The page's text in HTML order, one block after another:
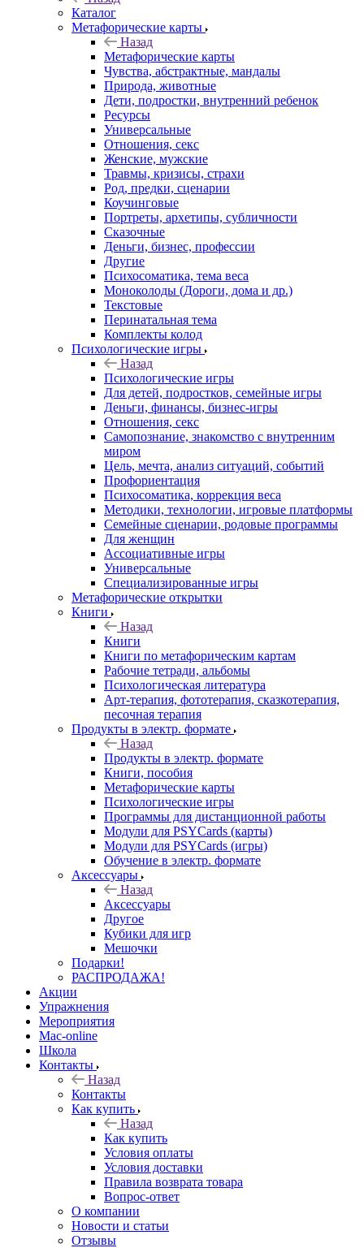
Каталог
Mетафорические карты
Назад
Mетафорические карты
Чувства, абстрактные, мандалы
Природа, животные
Дети, подростки, внутренний ребенок
Ресурсы
Универсальные
Отношения, секс
Женские, мужские
Травмы, кризисы, страхи
Род, предки, сценарии
Коучинговые
Портреты, архетипы, субличности
Сказочные
Деньги, бизнес, профессии
Другие
Психосоматика, тема веса
Моноколоды (Дороги, дома и др.)
Текстовые
Перинатальная тема
Комплекты колод
Психологические игры
Назад
Психологические игры
Для детей, подростков, семейные игры
Деньги, финансы, бизнес-игры
Отношения, секс
Самопознание, знакомство с внутренним
миром
Цель, мечта, анализ ситуаций, событий
Профориентация
Психосоматика, коррекция веса
Методики, технологии, игровые платформы
Семейные сценарии, родовые программы
Для женщин
Ассоциативные игры
Универсальные
Специализированные игры
Метафорические открытки
Книги
Назад
Книги
Книги по метафорическим картам
Рабочие тетради, альбомы
Психологическая литература
Арт-терапия, фототерапия, сказкотерапия,
песочная терапия
Продукты в электр. формате
Назад
Продукты в электр. формате
Книги, пособия
Метафорические карты
Психологические игры
Программы для дистанционной работы
Модули для PSYCards (карты)
Модули для PSYCards (игры)
Обучение в электр. формате
Аксессуары
Назад
Аксессуары
Другое
Кубики для игр
Мешочки
Подарки!
РАСПРОДАЖА!
Акции
Упражнения
Мероприятия
Mac-online
Школа
Контакты
Назад
Контакты
Как купить
Назад
Как купить
Условия оплаты
Условия доставки
Правила возврата товара
Вопрос-ответ
О компании
Новости и статьи
Отзывы